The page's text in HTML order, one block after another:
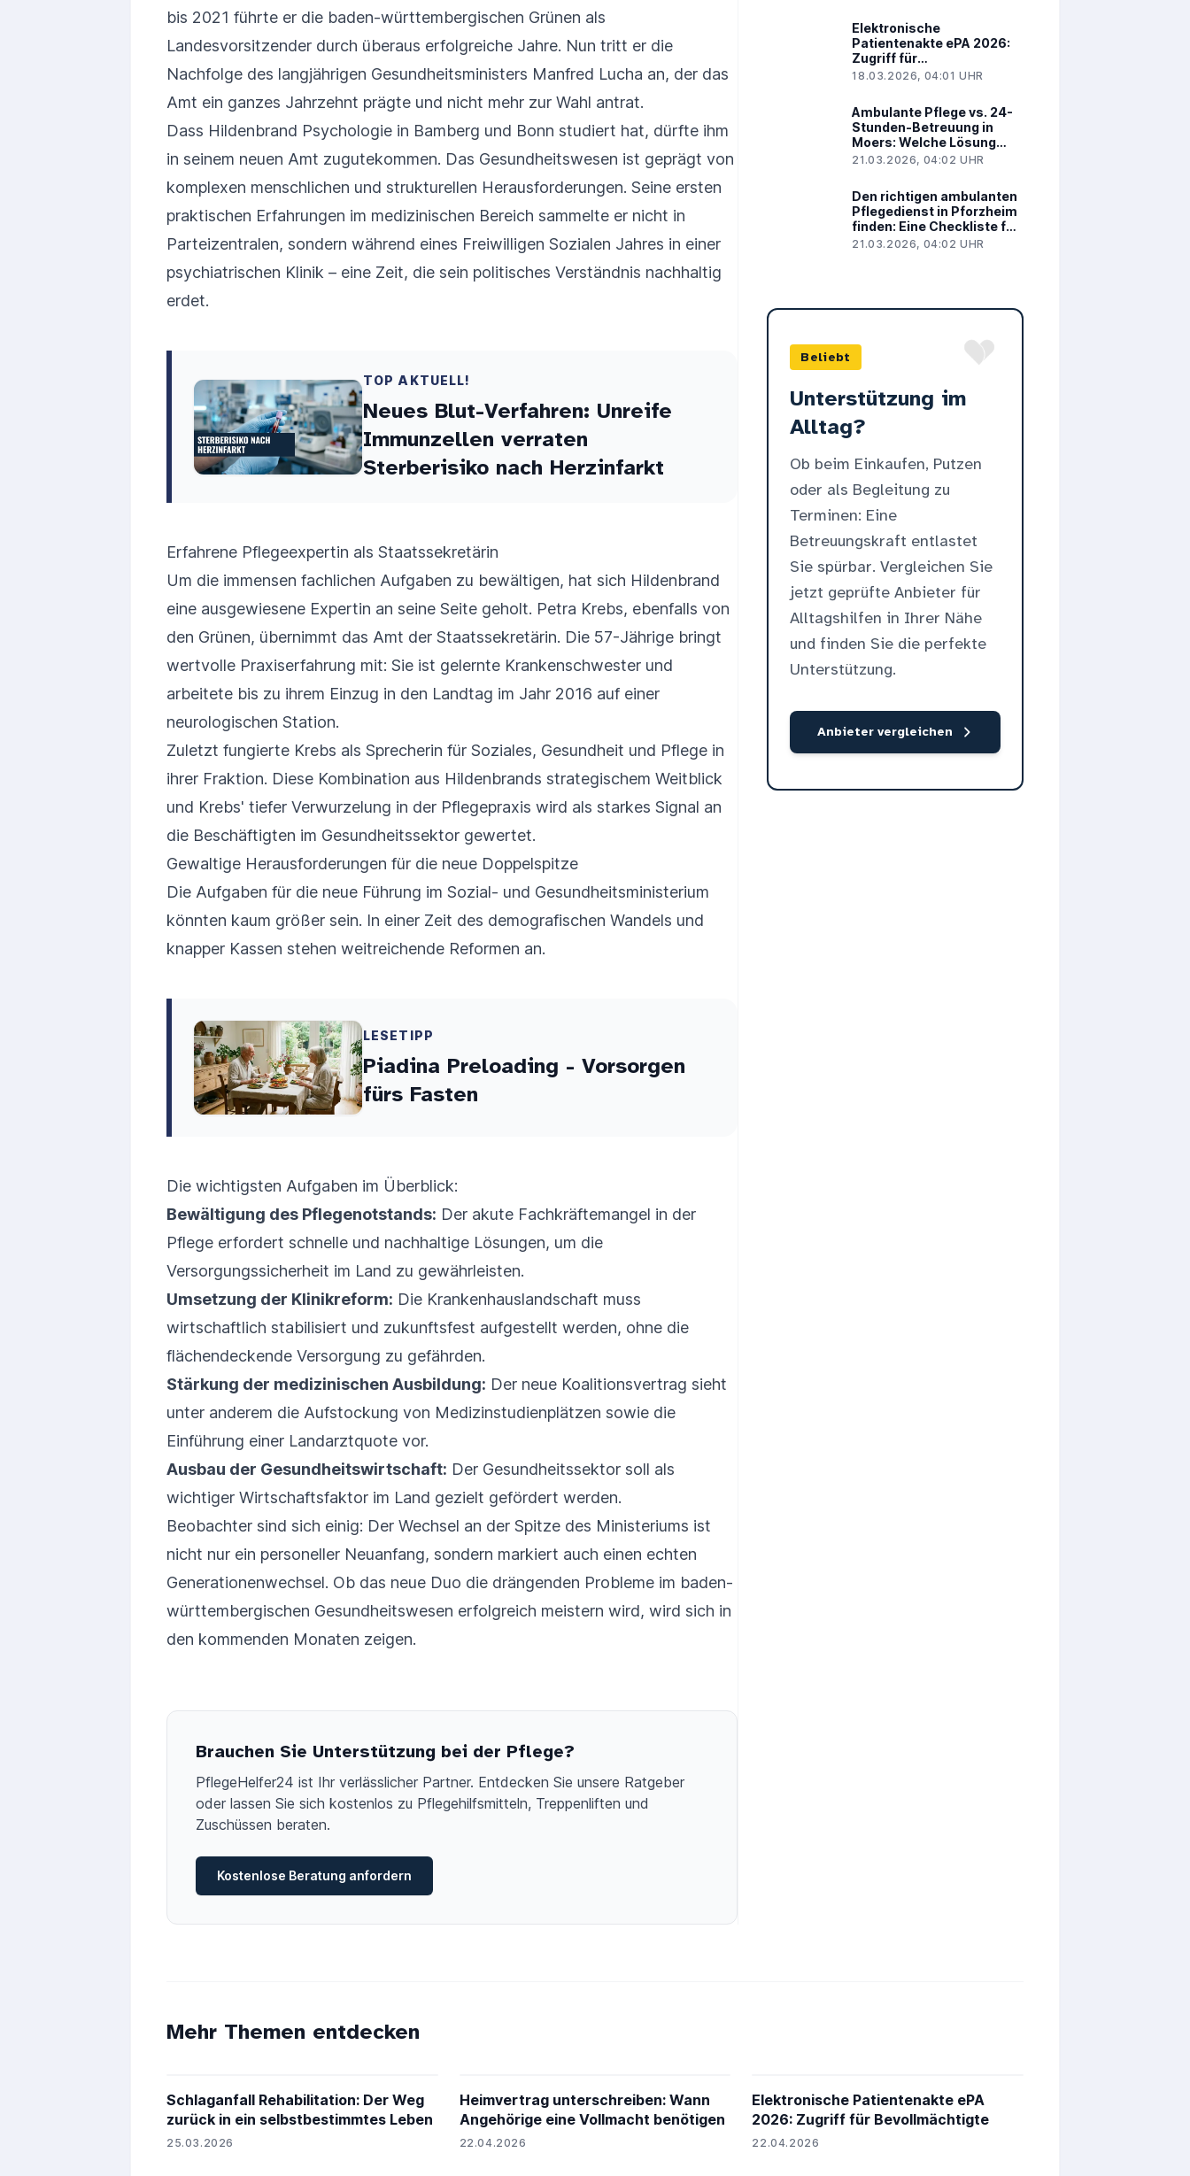
bis 2021 führte er die baden-württembergischen Grünen als
Landesvorsitzender durch überaus erfolgreiche Jahre. Nun tritt er die
Nachfolge des langjährigen Gesundheitsministers Manfred Lucha an, der das
Amt ein ganzes Jahrzehnt prägte und nicht mehr zur Wahl antrat.
Dass Hildenbrand Psychologie in Bamberg und Bonn studiert hat, dürfte ihm
in seinem neuen Amt zugutekommen. Das Gesundheitswesen ist geprägt von
komplexen menschlichen und strukturellen Herausforderungen. Seine ersten
praktischen Erfahrungen im medizinischen Bereich sammelte er nicht in
Parteizentralen, sondern während eines Freiwilligen Sozialen Jahres in einer
psychiatrischen Klinik – eine Zeit, die sein politisches Verständnis nachhaltig
erdet.
TOP AKTUELL!
Neues Blut-Verfahren: Unreife
Immunzellen verraten
Sterberisiko nach Herzinfarkt
Erfahrene Pflegeexpertin als Staatssekretärin
Um die immensen fachlichen Aufgaben zu bewältigen, hat sich Hildenbrand
eine ausgewiesene Expertin an seine Seite geholt. Petra Krebs, ebenfalls von
den Grünen, übernimmt das Amt der Staatssekretärin. Die 57-Jährige bringt
wertvolle Praxiserfahrung mit: Sie ist gelernte Krankenschwester und
arbeitete bis zu ihrem Einzug in den Landtag im Jahr 2016 auf einer
neurologischen Station.
Zuletzt fungierte Krebs als Sprecherin für Soziales, Gesundheit und Pflege in
ihrer Fraktion. Diese Kombination aus Hildenbrands strategischem Weitblick
und Krebs' tiefer Verwurzelung in der Pflegepraxis wird als starkes Signal an
die Beschäftigten im Gesundheitssektor gewertet.
Gewaltige Herausforderungen für die neue Doppelspitze
Die Aufgaben für die neue Führung im Sozial- und Gesundheitsministerium
könnten kaum größer sein. In einer Zeit des demografischen Wandels und
knapper Kassen stehen weitreichende Reformen an.
LESETIPP
Piadina Preloading - Vorsorgen
fürs Fasten
Die wichtigsten Aufgaben im Überblick:
Bewältigung des Pflegenotstands: Der akute Fachkräftemangel in der
Pflege erfordert schnelle und nachhaltige Lösungen, um die
Versorgungssicherheit im Land zu gewährleisten.
Umsetzung der Klinikreform: Die Krankenhauslandschaft muss
wirtschaftlich stabilisiert und zukunftsfest aufgestellt werden, ohne die
flächendeckende Versorgung zu gefährden.
Stärkung der medizinischen Ausbildung: Der neue Koalitionsvertrag sieht
unter anderem die Aufstockung von Medizinstudienplätzen sowie die
Einführung einer Landarztquote vor.
Ausbau der Gesundheitswirtschaft: Der Gesundheitssektor soll als
wichtiger Wirtschaftsfaktor im Land gezielt gefördert werden.
Beobachter sind sich einig: Der Wechsel an der Spitze des Ministeriums ist
nicht nur ein personeller Neuanfang, sondern markiert auch einen echten
Generationenwechsel. Ob das neue Duo die drängenden Probleme im baden-
württembergischen Gesundheitswesen erfolgreich meistern wird, wird sich in
den kommenden Monaten zeigen.
Brauchen Sie Unterstützung bei der Pflege?
PflegeHelfer24 ist Ihr verlässlicher Partner. Entdecken Sie unsere Ratgeber
oder lassen Sie sich kostenlos zu Pflegehilfsmitteln, Treppenliften und
Zuschüssen beraten.
Kostenlose Beratung anfordern
Elektronische
Patientenakte ePA 2026:
Zugriff für
Bevollmächtigte
18.03.2026, 04:01 UHR
Ambulante Pflege vs. 24-
Stunden-Betreuung in
Moers: Welche Lösung
passt zu Ihnen?
21.03.2026, 04:02 UHR
Den richtigen ambulanten
Pflegedienst in Pforzheim
finden: Eine Checkliste für
Angehörige
21.03.2026, 04:02 UHR
Beliebt
Unterstützung im
Alltag?
Ob beim Einkaufen, Putzen
oder als Begleitung zu
Terminen: Eine
Betreuungskraft entlastet
Sie spürbar. Vergleichen Sie
jetzt geprüfte Anbieter für
Alltagshilfen in Ihrer Nähe
und finden Sie die perfekte
Unterstützung.
Anbieter vergleichen
Mehr Themen entdecken
Schlaganfall Rehabilitation: Der Weg
zurück in ein selbstbestimmtes Leben
25.03.2026
Heimvertrag unterschreiben: Wann
Angehörige eine Vollmacht benötigen
22.04.2026
Elektronische Patientenakte ePA
2026: Zugriff für Bevollmächtigte
22.04.2026